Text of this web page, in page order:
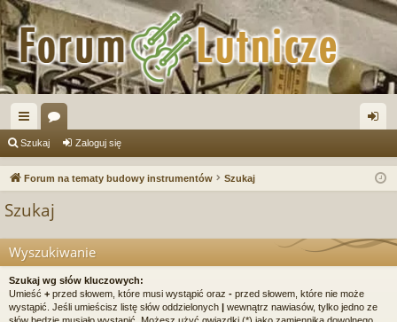
ię
ce
or
a og
ę
Szukaj Zaloguj się
Forum na tematy budowy instrumentów Szukaj
Szukaj
Wyszukiwanie
Szukaj wg słów kluczowych:
Umieść + przed słowem, które musi wystąpić oraz - przed słowem, które nie może
wystąpić. Jeśli umieścisz listę słów oddzielonych | wewnątrz nawiasów, tylko jedno ze